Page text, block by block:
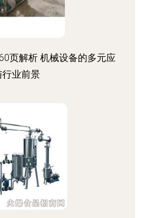
页解析 机械设备的多元应
行业前景